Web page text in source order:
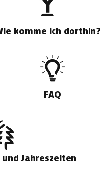
komme ich dorthin?
FAQ
Jahreszeiten